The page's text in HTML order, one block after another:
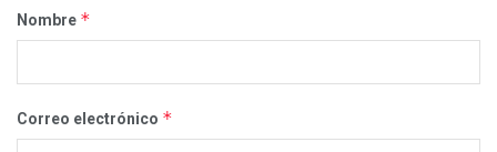
Nombre *
Correo electrónico *